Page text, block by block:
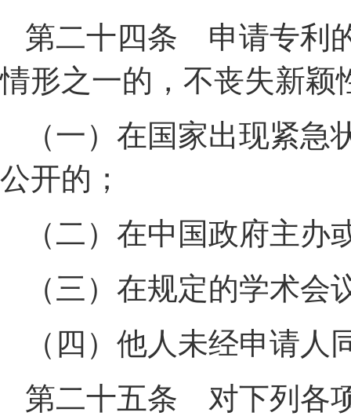
第二十四条 申请专利
情形之一的，不丧失新颖
（一）在国家出现紧
公开的；
（二）在中国政府主
（三）在规定的学术
（四）他人未经申请
第二十五条 对下列各